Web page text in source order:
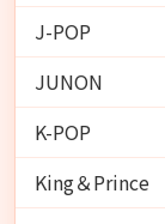
J-POP
JUNON
K-POP
King＆Prince